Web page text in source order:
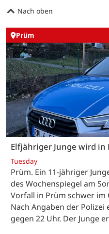
Nach oben
Prüm
Elfjähriger Junge wird
Tuesday
Prüm. Ein 11-jähriger
des Wochenspiegel am
Vorfall in Prüm schwer im
Nach Angaben der Polizei
gegen 22 Uhr. Der Junge